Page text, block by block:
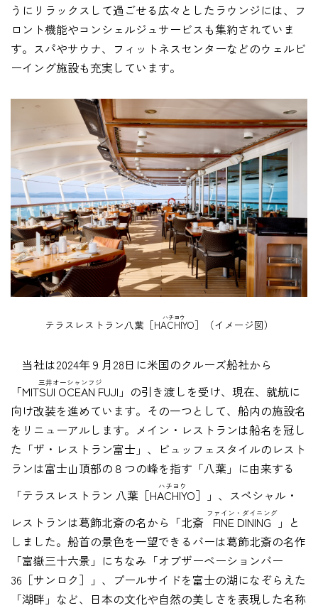
うにリラックスして過ごせる広々としたラウンジには、フ
ロント機能やコンシェルジュサービスも集約されていま
す。スパやサウナ、フィットネスセンターなどのウェルビ
ーイング施設も充実しています。
テラスレストラン八葉［
ハチヨウ
HACHIYO］（イメージ図）
当社は2024年９月28日に米国のクルーズ船社から
三井オーシャンフジ
「MITSUI OCEAN FUJI」 の引き渡しを受け、現在、就航に
向け改装を進めています。その一つとして、船内の施設名
をリニューアルします。メイン・レストランは船名を冠し
た「ザ・レストラン富士」、ビュッフェスタイルのレスト
ランは富士山頂部の８つの峰を指す「八葉」に由来する
「テラスレストラン 八葉［
ハチヨウ
HACHIYO］」、スペシャル・
レストランは葛飾北斎の名から「北斎
ファイン・ダイニング
FINE DINING
」と
しました。船首の景色を一望できるバーは葛飾北斎の名作
「富嶽三十六景」にちなみ「オブザーベーションバー
36［サンロク］」、プールサイドを富士の湖になぞらえた
「湖畔」など、日本の文化や自然の美しさを表現した名称